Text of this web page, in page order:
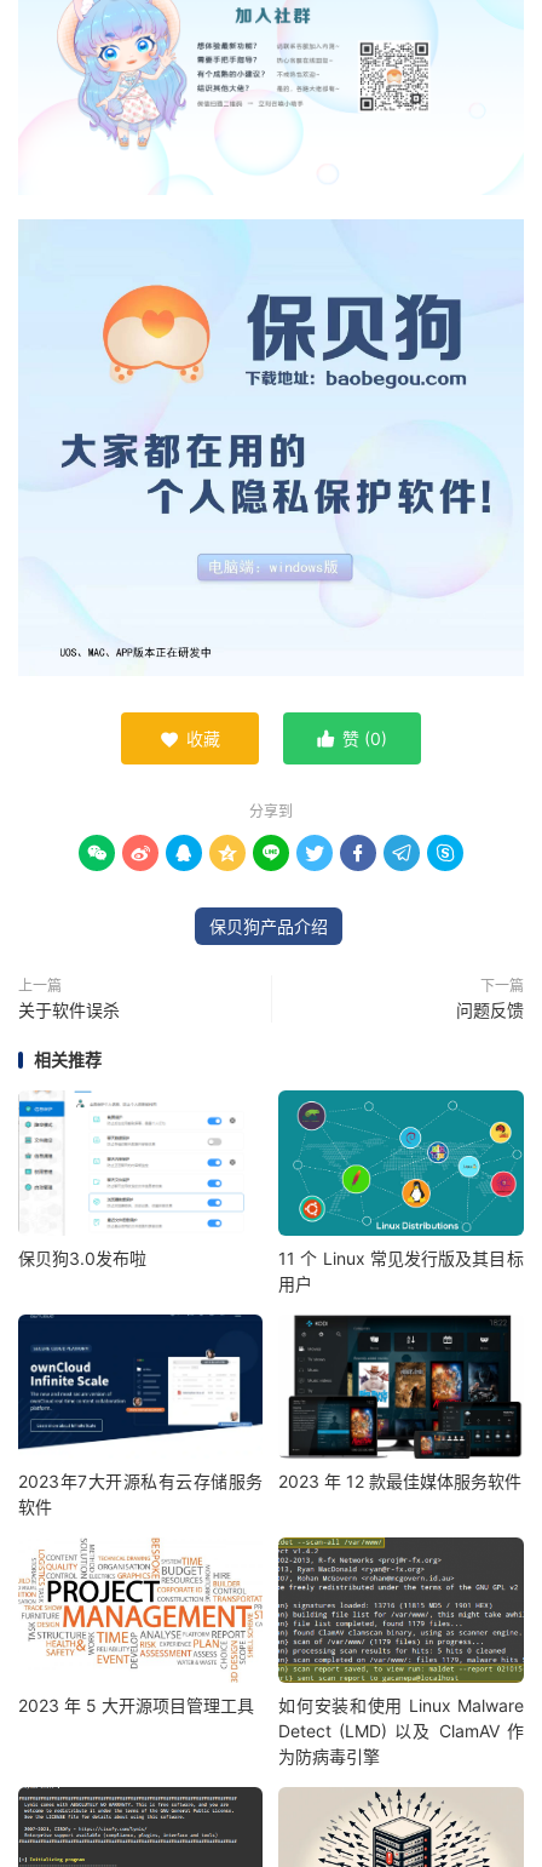
 收藏  赞 (0)
分享到
        
保贝狗产品介绍
上一篇
关于软件误杀
下一篇
问题反馈
相关推荐
保贝狗3.0发布啦
11 个 Linux 常见发行版及其目标
用户
2023年7大开源私有云存储服务
软件
2023 年 12 款最佳媒体服务软件
2023 年 5 大开源项目管理工具
如何安装和使用 Linux Malware
Detect (LMD) 以及 ClamAV 作
为防病毒引擎